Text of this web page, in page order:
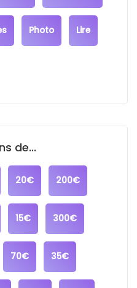
Photo Lire
de...
20€ 200€
15€ 300€
70€ 35€